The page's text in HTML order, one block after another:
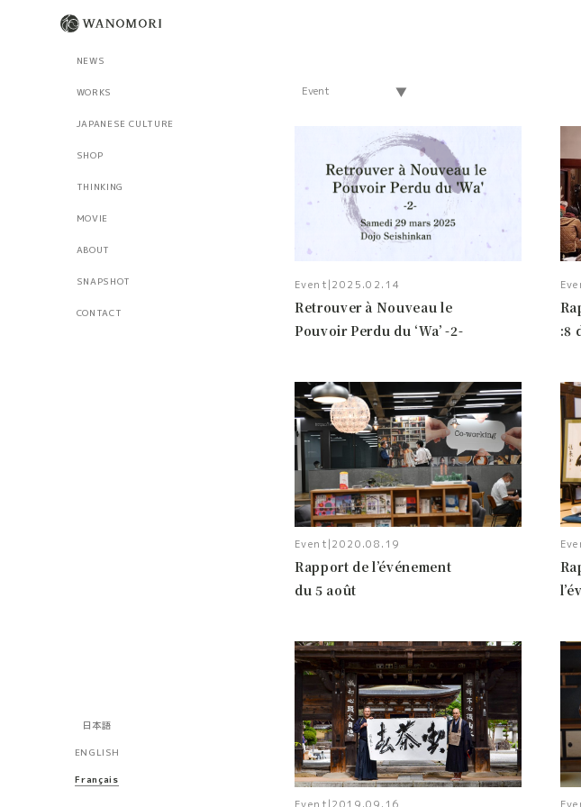
NEWS
WORKS
JAPANESE CULTURE
SHOP
THINKING
MOVIE
ABOUT
SNAPSHOT
CONTACT
日本語
ENGLISH
Français
Event | 2025.02.14
Retrouver à Nouveau le
Pouvoir Perdu du ‘Wa’ -2-
:8
Event | 2020.08.19
Rapport de l’événement
du 5 août
Event | 2019.09.16